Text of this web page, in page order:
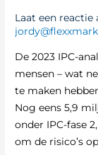
Laat een reactie
De 2023 IPC-
mensen – wat
te maken
Nog eens 5,9
onder IPC-fase
om de risico’s